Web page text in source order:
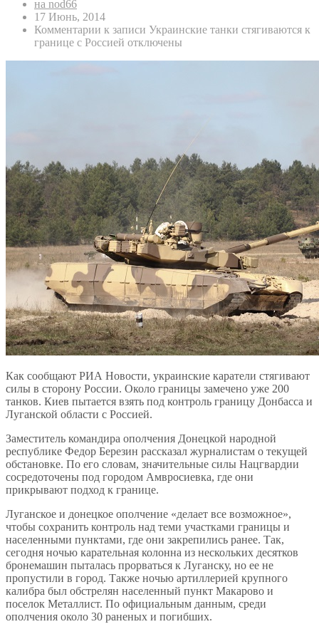
на nod66
17 Июнь, 2014
Комментарии к записи Украинские танки стягиваются к
границе с Россией отключены
Как сообщают РИА Новости, украинские каратели стягивают
силы в сторону России. Около границы замечено уже 200
танков. Киев пытается взять под контроль границу Донбасса и
Луганской области с Россией.
Заместитель командира ополчения Донецкой народной
республике Федор Березин рассказал журналистам о текущей
обстановке. По его словам, значительные силы Нацгвардии
сосредоточены под городом Амвросиевка, где они
прикрывают подход к границе.
Луганское и донецкое ополчение «делает все возможное»,
чтобы сохранить контроль над теми участками границы и
населенными пунктами, где они закрепились ранее. Так,
сегодня ночью карательная колонна из нескольких десятков
бронемашин пыталась прорваться к Луганску, но ее не
пропустили в город. Также ночью артиллерией крупного
калибра был обстрелян населенный пункт Макарово и
поселок Металлист. По официальным данным, среди
ополчения около 30 раненых и погибших.